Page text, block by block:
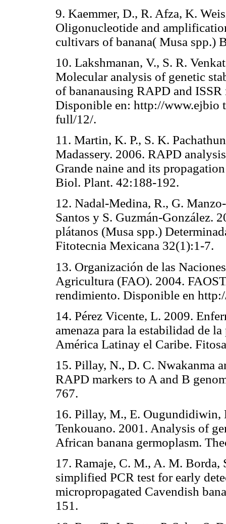
9. Kaemmer, D., R. Afza, K.
Oligonucleotide and
cultivars of banana( Musa spp.)
10. Lakshmanan, V., S. R.
Molecular analysis of genetic
of bananausing RAPD and
Disponible en: http://www.ejbio
full/12/.
11. Martin, K. P., S. K.
Madassery. 2006. RAPD
Grande naine and its
Biol. Plant. 42:188-192.
12. Nadal-Medina, R., G.
Santos y S. Guzmán-González.
plátanos (Musa spp.)
Fitotecnia Mexicana 32(1):1-7.
13. Organización de las
Agricultura (FAO). 2004.
rendimiento. Disponible en
14. Pérez Vicente, L. 2009.
amenaza para la estabilidad de
América Latinay el Caribe.
15. Pillay, N., D. C. Nwakanma
RAPD markers to A and B
767.
16. Pillay, M., E. Ougundidiwin,
Tenkouano. 2001. Analysis of
African banana germoplasm.
17. Ramaje, C. M., A. M.
simplified PCR test for early
micropropagated Cavendish
151.